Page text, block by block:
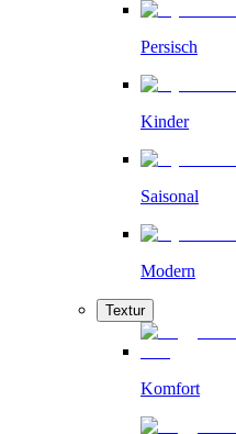
Persisch
Kinder
Saisonal
Modern
Textur
Komfort